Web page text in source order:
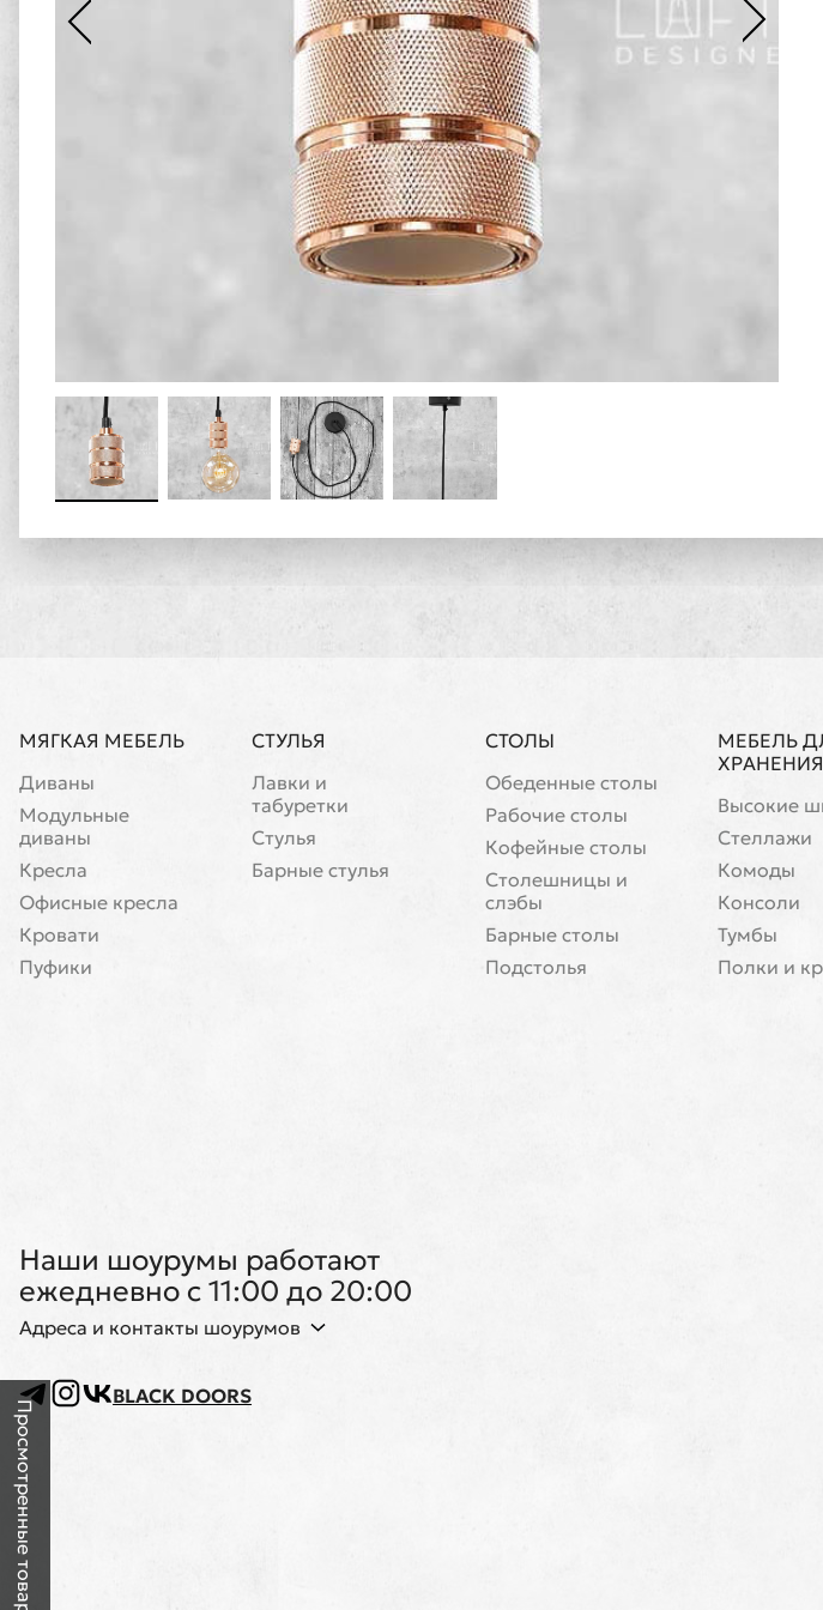
МЯГКАЯ МЕБЕЛЬ
Диваны
Модульные
диваны
Кресла
Офисные кресла
Кровати
Пуфики
СТУЛЬЯ
Лавки и
табуретки
Стулья
Барные стулья
СТОЛЫ
Обеденные столы
Рабочие столы
Кофейные столы
Cтолешницы и
слэбы
Барные столы
Подстолья
МЕБЕЛЬ
ХРАНЕНИЯ
Высокие
Стеллажи
Комоды
Консоли
Тумбы
Полки и
Наши шоурумы работают
ежедневно с 11:00 до 20:00
Адреса и контакты шоурумов
BLACK DOORS
Просмотренные товары